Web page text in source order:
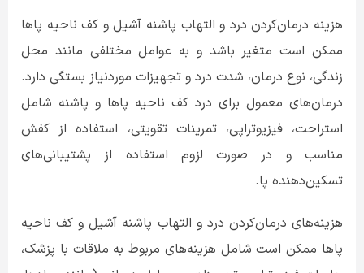
هزینه درمان‌کردن درد و التهاب پاشنه آشیل و کف ناحیه پاها
ممکن است متغیر باشد و به عوامل مختلفی مانند محل
زندگی، نوع درمان، شدت درد و تجهیزات موردنیاز بستگی دارد.
درمان‌های معمول برای درد کف ناحیه پاها و پاشنه شامل
استراحت، فیزیوتراپی، تمرینات تقویتی، استفاده از کفش
مناسب و در صورت لزوم استفاده از پشتیبانی‌های
تسکین‌دهنده پا.
هزینه‌های درمان‌کردن درد و التهاب پاشنه آشیل و کف ناحیه
پاها ممکن است شامل هزینه‌های مربوط به ملاقات با پزشک،